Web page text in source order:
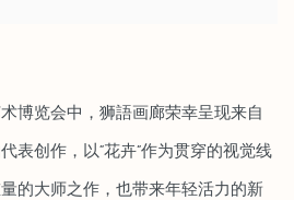
博览会中，狮語画廊荣幸呈现来自
表创作，以“花卉”作为贯穿的视觉线
的大师之作，也带来年轻活力的新